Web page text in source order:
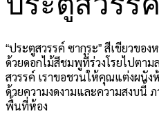
“ประตูสวรรค์ ซากุระ” สีเขียวข
ด้วยดอกไม้สีชมพูที่ร่วงโรยไปตาม
สวรรค์ เราขอชวนให้คุณแต่งผนั
ด้วยความงดงามและความสงบนี้
พื้นที่ห้อง